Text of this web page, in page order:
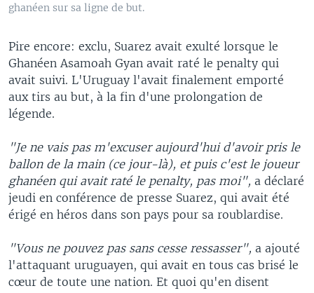
ghanéen sur sa ligne de but.
Pire encore: exclu, Suarez avait exulté lorsque le
Ghanéen Asamoah Gyan avait raté le penalty qui
avait suivi. L'Uruguay l'avait finalement emporté
aux tirs au but, à la fin d'une prolongation de
légende.
"Je ne vais pas m'excuser aujourd'hui d'avoir pris le
ballon de la main (ce jour-là), et puis c'est le joueur
ghanéen qui avait raté le penalty, pas moi", a déclaré
jeudi en conférence de presse Suarez, qui avait été
érigé en héros dans son pays pour sa roublardise.
"Vous ne pouvez pas sans cesse ressasser", a ajouté
l'attaquant uruguayen, qui avait en tous cas brisé le
cœur de toute une nation. Et quoi qu'en disent